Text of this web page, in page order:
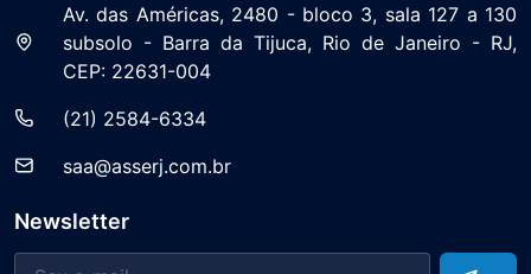
Av. das Américas, 2480 - bloco 3, sala 127 a 130
subsolo - Barra da Tijuca, Rio de Janeiro - RJ,
CEP: 22631-004
(21) 2584-6334
saa@asserj.com.br
Newsletter